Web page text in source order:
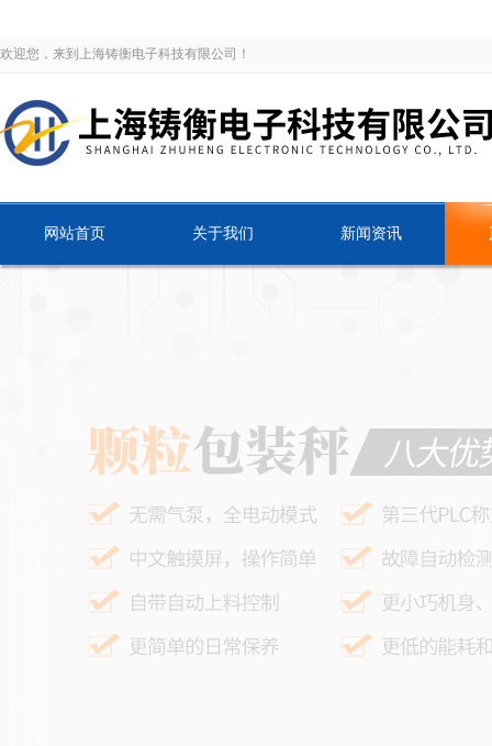
欢迎您，来到上海铸衡电子科技有限公司！
网站首页 关于我们 新闻资讯